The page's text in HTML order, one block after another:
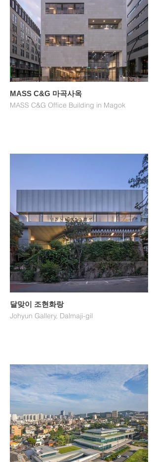
MASS C&G 마곡사옥
MASS C&G Office Building in Magok
달맞이 조현화랑
Johyun Gallery, Dalmaji-gil